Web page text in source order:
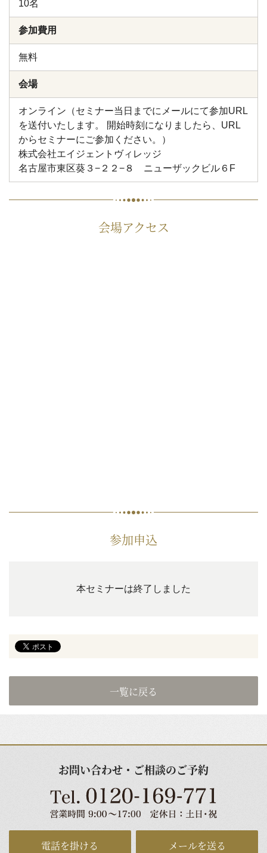
10名
参加費用
無料
会場
オンライン（セミナー当日までにメールにて参加URL
を送付いたします。 開始時刻になりましたら、URL
からセミナーにご参加ください。）
株式会社エイジェントヴィレッジ
名古屋市東区葵３−２２−８ ニューザックビル６F
会場アクセス
参加申込
本セミナーは終了しました
一覧に戻る
お問い合わせ・ご相談のご予約
電話を掛ける メールを送る